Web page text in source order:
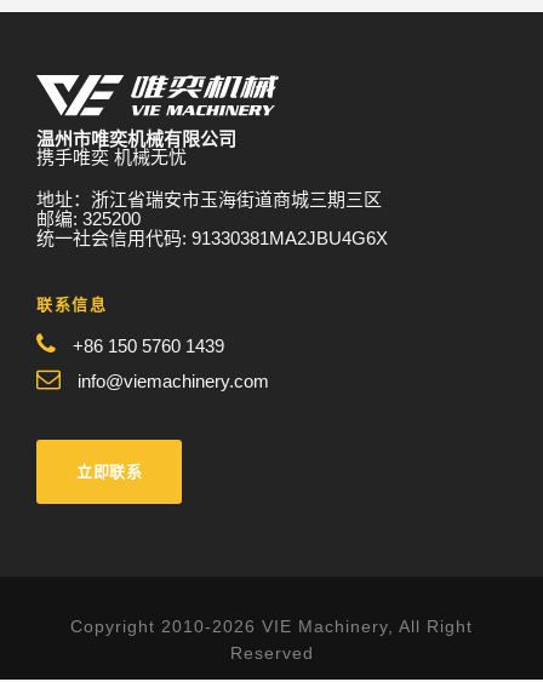
温州市唯奕机械有限公司
携手唯奕 机械无忧
地址：浙江省瑞安市玉海街道商城三期三区
邮编: 325200
统一社会信用代码: 91330381MA2JBU4G6X
联系信息
+86 150 5760 1439
info@viemachinery.com
立即联系
Copyright 2010-2026 VIE Machinery, All Right
Reserved